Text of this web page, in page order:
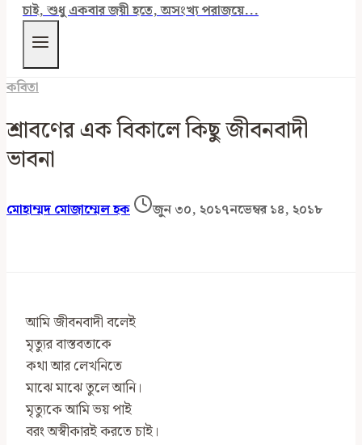
চাই, শুধু একবার জয়ী হতে, অসংখ্য পরাজয়ে...
কবিতা
শ্রাবণের এক বিকালে কিছু জীবনবাদী
ভাবনা
মোহাম্মদ মোজাম্মেল হক জুন ৩০, ২০১৭নভেম্বর ১৪, ২০১৮
আমি জীবনবাদী বলেই
মৃত্যুর বাস্তবতাকে
কথা আর লেখনিতে
মাঝে মাঝে তুলে আনি।
মৃত্যুকে আমি ভয় পাই
বরং অস্বীকারই করতে চাই।